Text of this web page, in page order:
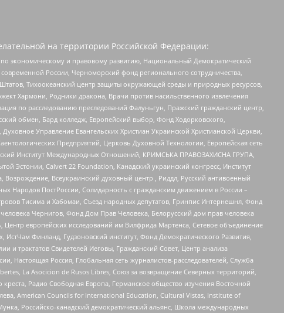
на территории Российской Федерации:
экономическому и правовому развитию, Национальный Демократический
России, Черноморский фонд регионального сотрудничества,
Тихоокеанский центр защиты окружающей среды и природных ресурсов,
Хармони, Родники дракона, Врачи против насильственного извлечения
по расследованию преследований Фалуньгун, Пражский гражданский центр,
обмен, Бард колледж, Европейский выбор, Фонд Ходорковского,
Управление Евангельских Христиан Украинской Христианской Церкви,
Предприятий, Церковь Духовной Технологии, Европейская сеть
Институт Международных Отношений, КРИМСЬКА ПРАВОЗАХИСНА ГРУПА,
Эстонии, Calvert 22 Foundation, Канадский украинский конгресс, Институт
Всеукраинский духовный центр , Риддл, Русский антивоенный
ПостРоссии, Солидарность с гражданским движением в России –
Тисима и Хабомаи, Съезд народных депутатов, Гринпис Интернешнл, Фонд
Чернигов, Фонд Дом Прав Человека, Белорусский дом прав человека
европейских исследований им Вилфрида Мартенса, Сетевое объединение
Финланд, Гудзоновский институт, Фонд Демократического Развития,
трактатов Свидетелей Иеговы, Гражданский Совет, Центр анализа
Настоящая Россия, Глобальная сеть журналистов-расследователей, Служба
La Asocicion de Rusos Libres, Союз за возвращение Северных территорий,
Радио Свободная Европа, Германское общество изучения Восточной
American Councils for International Education, Cultural Vistas, Institute of
Российско-канадский демократический альянс, Школа международных